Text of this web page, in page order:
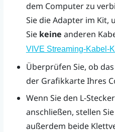
dem Computer zu
Sie die Adapter im Kit,
Sie keine anderen
VIVE Streaming-Kabel-
Überprüfen Sie, ob das
der Grafikkarte Ihres
Wenn Sie den L-
anschließen, stellen
außerdem beide